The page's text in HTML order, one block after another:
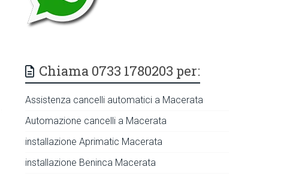
Chiama 0733 1780203 per:
Assistenza cancelli automatici a Macerata
Automazione cancelli a Macerata
installazione Aprimatic Macerata
installazione Beninca Macerata